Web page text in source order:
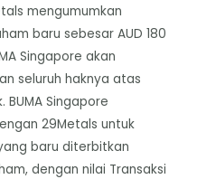
mengumumkan
baru sebesar AUD 180
Singapore akan
seluruh haknya atas
Singapore
29Metals untuk
baru diterbitkan
dengan nilai Transaksi